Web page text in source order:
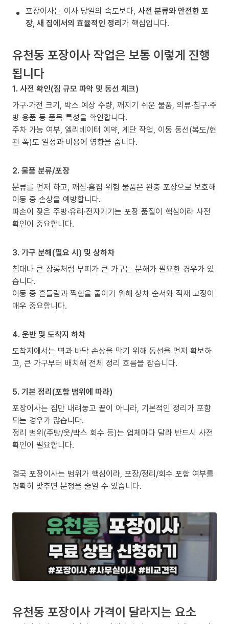
포장이사는 이사 당일의 속도보다, 사전 분류와 안전한 포
장, 새 집에서의 효율적인 정리가 핵심입니다.
유천동 포장이사 작업은 보통 이렇게 진행
됩니다
1. 사전 확인(짐 규모 파악 및 동선 체크)
가구·가전 크기, 박스 예상 수량, 깨지기 쉬운 물품, 의류·침구·주
방 용품 등 품목 특성을 확인합니다.
주차 가능 여부, 엘리베이터 예약, 계단 작업, 이동 동선(복도/현
관 폭)도 일정과 비용에 영향을 줍니다.
2. 물품 분류/포장
분류를 먼저 하고, 깨짐·흠집 위험 물품은 완충 포장으로 보호해
이동 중 손상을 예방합니다.
파손이 잦은 주방·유리·전자기기는 포장 품질이 핵심이라 사전
확인이 중요합니다.
3. 가구 분해(필요 시) 및 상하차
침대나 큰 장롱처럼 부피가 큰 가구는 분해가 필요한 경우가 있
습니다.
이동 중 흔들림과 찍힘을 줄이기 위해 상차 순서와 적재 고정이
매우 중요합니다.
4. 운반 및 도착지 하차
도착지에서는 벽과 바닥 손상을 막기 위해 동선을 먼저 확보하
고, 큰 가구부터 배치해 전체 정리 흐름을 잡습니다.
5. 기본 정리(포함 범위에 따라)
포장이사는 짐만 내려놓고 끝이 아니라, 기본적인 정리가 포함
되는 경우가 많습니다.
정리 범위(주방/옷/박스 회수 등)는 업체마다 달라 반드시 사전
확인이 필요합니다.
결국 포장이사는 범위가 핵심이라, 포장/정리/회수 포함 여부를
명확히 맞추면 분쟁을 줄일 수 있습니다.
유천동 포장이사 가격이 달라지는 요소